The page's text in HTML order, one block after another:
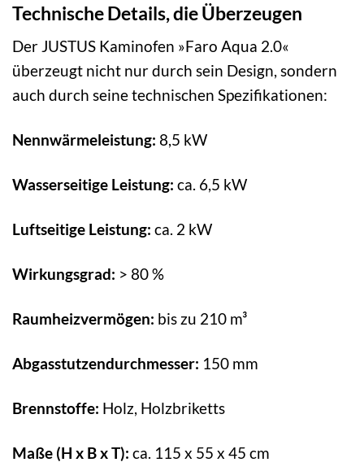
Technische Details, die Überzeugen
Der JUSTUS Kaminofen »Faro Aqua 2.0«
überzeugt nicht nur durch sein Design, sondern
auch durch seine technischen Spezifikationen:
Nennwärmeleistung: 8,5 kW
Wasserseitige Leistung: ca. 6,5 kW
Luftseitige Leistung: ca. 2 kW
Wirkungsgrad: > 80 %
Raumheizvermögen: bis zu 210 m³
Abgasstutzendurchmesser: 150 mm
Brennstoffe: Holz, Holzbriketts
Maße (H x B x T): ca. 115 x 55 x 45 cm